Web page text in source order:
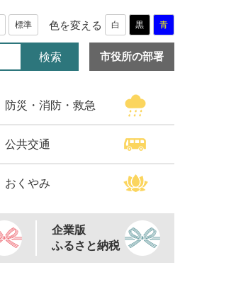
標準 色を変える 白 黒 青
市役所の部署
防災・消防・救急
公共交通
おくやみ
企業版
ふるさと納税